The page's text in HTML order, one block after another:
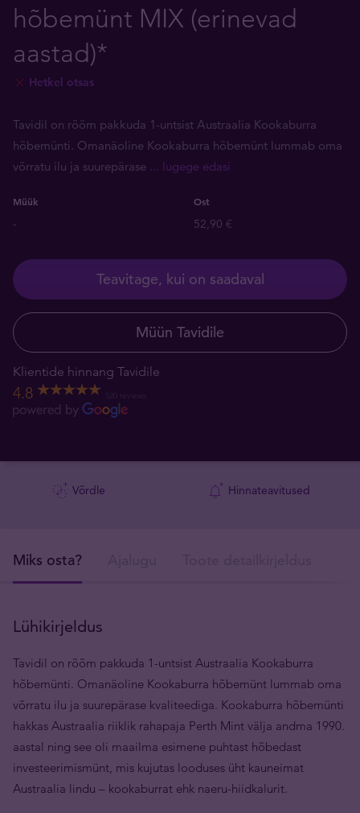
hõbemünt MIX (erinevad
aastad)*
Hetkel otsas
Tavidil on rõõm pakkuda 1-untsist Austraalia Kookaburra
hõbemünti. Omanäoline Kookaburra hõbemünt lummab oma
võrratu ilu ja suurepärase ... lugege edasi
Müük Ost
- 52,90 €
Teavitage, kui on saadaval
Müün Tavidile
Klientide hinnang Tavidile
4.8
Võrdle Hinnateavitused
Miks osta?
Lühikirjeldus
Tavidil on rõõm pakkuda 1-untsist Austraalia Kookaburra
hõbemünti. Omanäoline Kookaburra hõbemünt lummab oma
võrratu ilu ja suurepärase kvaliteediga. Kookaburra hõbemünti
hakkas Austraalia riiklik rahapaja Perth Mint välja andma 1990.
aastal ning see oli maailma esimene puhtast hõbedast
investeerimismünt, mis kujutas looduses üht kauneimat
Austraalia lindu – kookaburrat ehk naeru-hiidkalurit.